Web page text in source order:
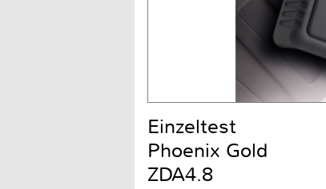
Einzeltest
Phoenix Gold
ZDA4.8